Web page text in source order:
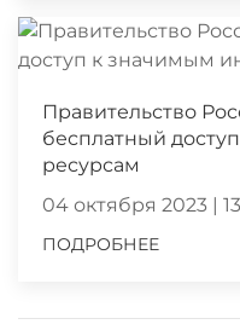
Правительство
бесплатный
ресурсам
04 октября 2023 |
ПОДРОБНЕЕ